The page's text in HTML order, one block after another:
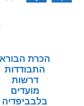
הכרת הבורא
התבודדות
דרשות
מועדים
בלבביפדיה